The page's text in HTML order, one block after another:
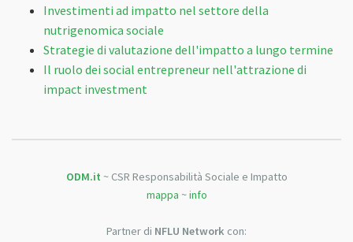
Investimenti ad impatto nel settore della
nutrigenomica sociale
Strategie di valutazione dell'impatto a lungo termine
Il ruolo dei social entrepreneur nell'attrazione di
impact investment
ODM.it ~ CSR Responsabilità Sociale e Impatto
mappa ~info
Partner di NFLU Network con: